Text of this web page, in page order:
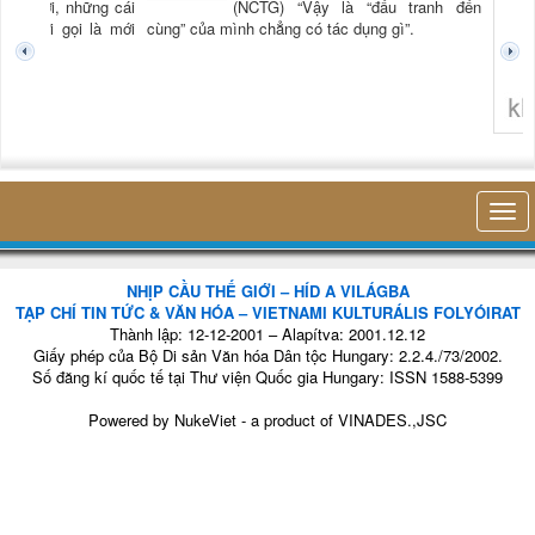
“Xời, những cái
mới gọi là mới
(NCTG) “Vậy là “đấu tranh đến
cùng” của mình chẳng có tác dụng gì”.
NHỊP CẦU THẾ GIỚI – HÍD A VILÁGBA
TẠP CHÍ TIN TỨC & VĂN HÓA – VIETNAMI KULTURÁLIS FOLYÓIRAT
Thành lập: 12-12-2001 – Alapítva: 2001.12.12
Giấy phép của Bộ Di sản Văn hóa Dân tộc Hungary: 2.2.4./73/2002.
Số đăng kí quốc tế tại Thư viện Quốc gia Hungary: ISSN 1588-5399
Powered by NukeViet - a product of VINADES.,JSC